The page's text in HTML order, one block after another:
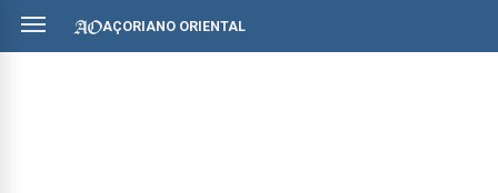
AÇORIANO ORIENTAL